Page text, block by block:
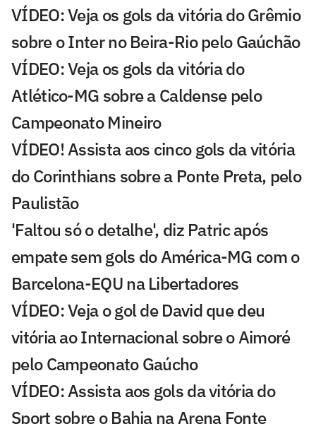
VÍDEO: Veja os gols da vitória do Grêmio
sobre o Inter no Beira-Rio pelo Gaúchão
VÍDEO: Veja os gols da vitória do
Atlético-MG sobre a Caldense pelo
Campeonato Mineiro
VÍDEO! Assista aos cinco gols da vitória
do Corinthians sobre a Ponte Preta, pelo
Paulistão
'Faltou só o detalhe', diz Patric após
empate sem gols do América-MG com o
Barcelona-EQU na Libertadores
VÍDEO: Veja o gol de David que deu
vitória ao Internacional sobre o Aimoré
pelo Campeonato Gaúcho
VÍDEO: Assista aos gols da vitória do
Sport sobre o Bahia na Arena Fonte